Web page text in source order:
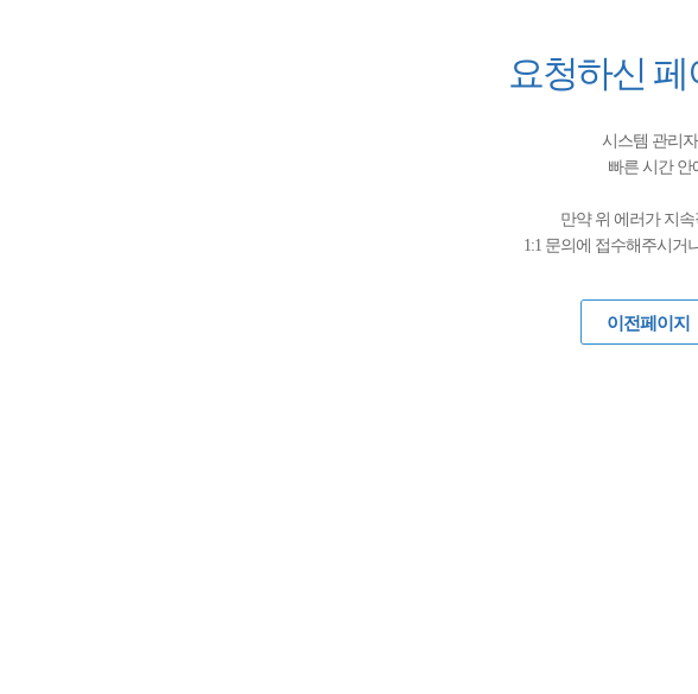
요청하신
시스템 관리
빠른 시간 안
만약 위 에러가 지
1:1 문의에 접수해주시거
이전페이지